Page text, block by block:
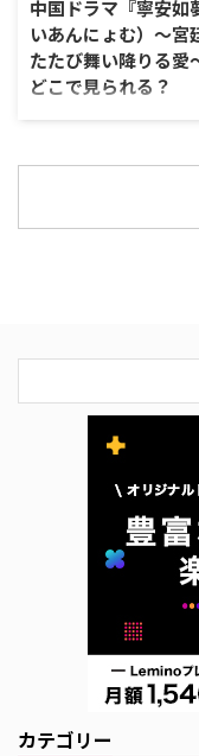
NEXTは、新規の登録なら
無料で利用でき、加入時
るポイントでお得に視聴
＼新規なら31日間無料／
NEXT Prime Video※有料
中国ドラマ『寧安如
いあんにょむ）～宮
たたび舞い降りる愛
どこで見られる？
中国ドラマ『寧安如夢（
りる愛～』を視聴できる
サービスやあらすじ、キ
マ『寧安如夢（ねいあん
配信サービスは下記の通
プレミアム U-NEXT Hulu
Netflix 『寧安如夢～宮廷
カテゴリー